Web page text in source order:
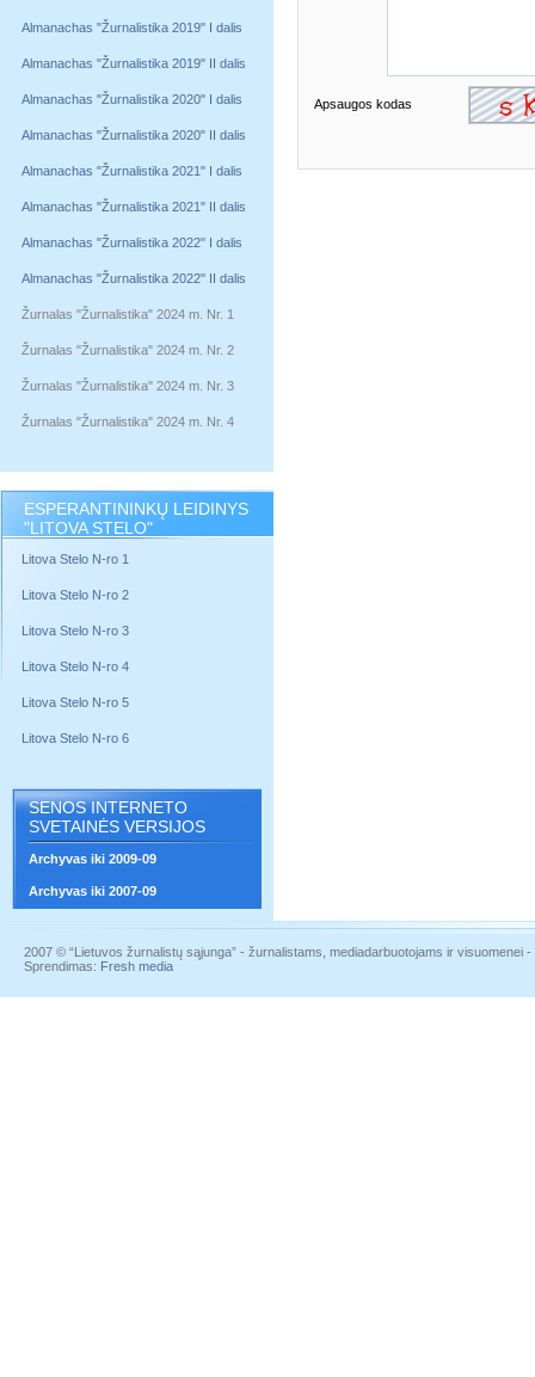
Almanachas "Žurnalistika 2019" I dalis
Almanachas "Žurnalistika 2019" II dalis
Almanachas "Žurnalistika 2020" I dalis
Almanachas "Žurnalistika 2020" II dalis
Almanachas "Žurnalistika 2021" I dalis
Almanachas "Žurnalistika 2021" II dalis
Almanachas "Žurnalistika 2022" I dalis
Almanachas "Žurnalistika 2022" II dalis
Žurnalas "Žurnalistika" 2024 m. Nr. 1
Žurnalas "Žurnalistika" 2024 m. Nr. 2
Žurnalas "Žurnalistika" 2024 m. Nr. 3
Žurnalas "Žurnalistika" 2024 m. Nr. 4
ESPERANTININKŲ LEIDINYS
"LITOVA STELO"
Litova Stelo N-ro 1
Litova Stelo N-ro 2
Litova Stelo N-ro 3
Litova Stelo N-ro 4
Litova Stelo N-ro 5
Litova Stelo N-ro 6
SENOS INTERNETO
SVETAINĖS VERSIJOS
Archyvas iki 2009-09
Archyvas iki 2007-09
Apsaugos kodas
2007 © “Lietuvos žurnalistų sąjunga” - žurnalistams, mediadarbuotojams ir visuomenei
Sprendimas: Fresh media